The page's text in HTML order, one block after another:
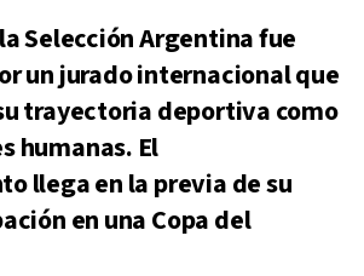
Selección Argentina fue
un jurado internacional que
trayectoria deportiva como
humanas. El
llega en la previa de su
en una Copa del